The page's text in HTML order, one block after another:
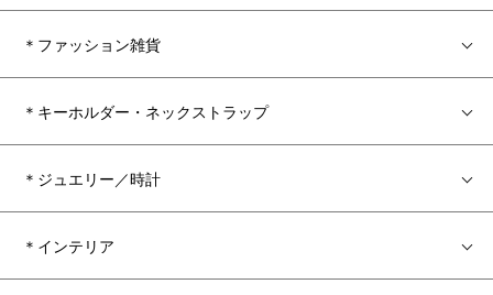
＊ファッション雑貨
＊キーホルダー・ネックストラップ
＊ジュエリー／時計
＊インテリア